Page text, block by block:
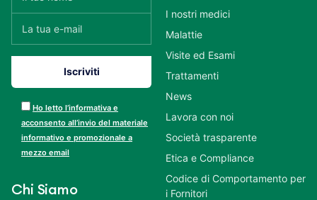
Ho letto l’informativa e
acconsento all’invio del materiale
informativo e promozionale a
mezzo email
Chi Siamo
I nostri medici
Malattie
Visite ed Esami
Trattamenti
News
Lavora con noi
Società trasparente
Etica e Compliance
Codice di Comportamento per
i Fornitori